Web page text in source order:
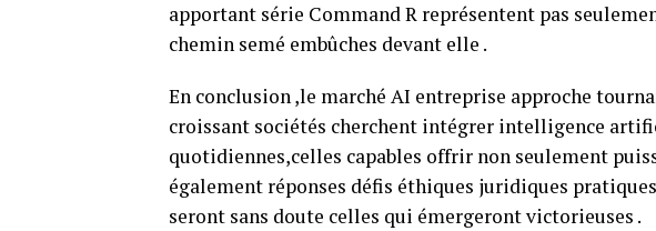
apportant série Command R représentent pas
chemin semé embûches devant elle .
En conclusion ,le marché AI entreprise approche
croissant sociétés cherchent intégrer intelligence
quotidiennes,celles capables offrir non seulement
également réponses défis éthiques juridiques
seront sans doute celles qui émergeront victorieuses .